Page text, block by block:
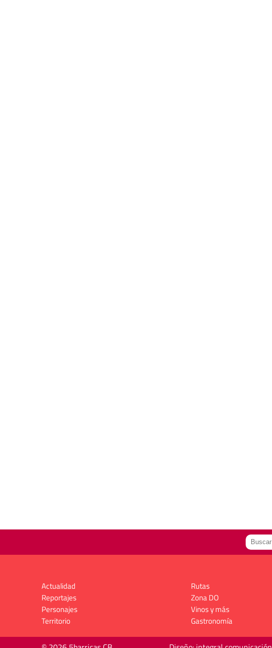
Actualidad
Reportajes
Personajes
Territorio
Rutas
Zona DO
Vinos y más
Gastronomía